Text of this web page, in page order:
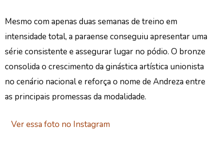
Mesmo com apenas duas semanas de treino em
intensidade total, a paraense conseguiu apresentar uma
série consistente e assegurar lugar no pódio. O bronze
consolida o crescimento da ginástica artística unionista
no cenário nacional e reforça o nome de Andreza entre
as principais promessas da modalidade.
Ver essa foto no Instagram